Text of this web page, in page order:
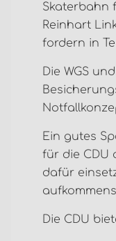
Skaterbahn
Reinhart
fordern in
Die WGS
Ein gutes
für die CDU
dafür
Die CDU